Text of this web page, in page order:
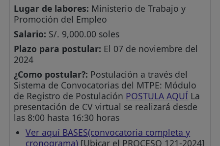
Lugar de labores: Ministerio de Trabajo y
Promoción del Empleo
Salario: S/. 9,000.00 soles
Plazo para postular: El 07 de noviembre del
2024
¿Como postular?: Postulación a través del
Sistema de Convocatorias del MTPE: Módulo
de Registro de Postulación POSTULA AQUÍ La
presentación de CV virtual se realizará desde
las 8:00 hasta 16:30 horas
Ver aquí BASES(convocatoria completa y
cronograma) [Ubicar el PROCESO 121-2024]